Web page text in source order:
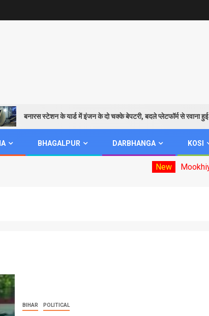
बनारस स्टेशन के यार्ड में इंजन के दो चक्के बेपटरी, बदले प्लेटफॉर्म से रवाना हुई
BHAGALPUR DARBHANGA KOSI
Mookhiya
BIHAR POLITICAL